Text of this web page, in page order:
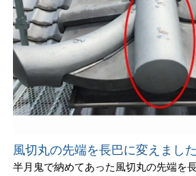
風切丸の先端を長巴に変えました
半月鬼で納めてあった風切丸の先端を